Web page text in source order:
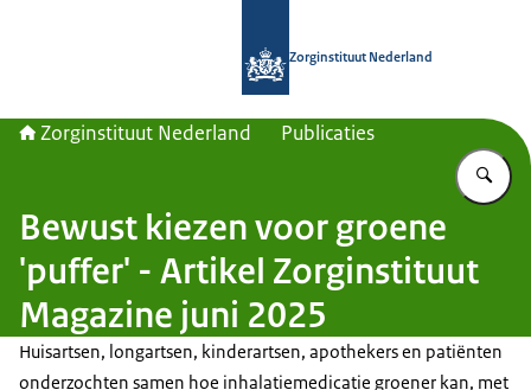
Zorginstituut Nederland
Zorginstituut Nederland Publicaties
Bewust kiezen voor groene
'puffer' - Artikel Zorginstituut
Magazine juni 2025
Huisartsen, longartsen, kinderartsen, apothekers en patiënten
onderzochten samen hoe inhalatiemedicatie groener kan, met